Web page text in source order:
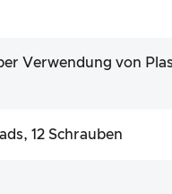
Verwendung von
12 Schrauben